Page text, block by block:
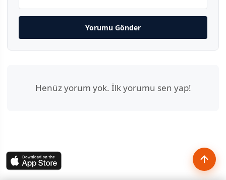
Yorumu Gönder
Henüz yorum yok. İlk yorumu sen yap!